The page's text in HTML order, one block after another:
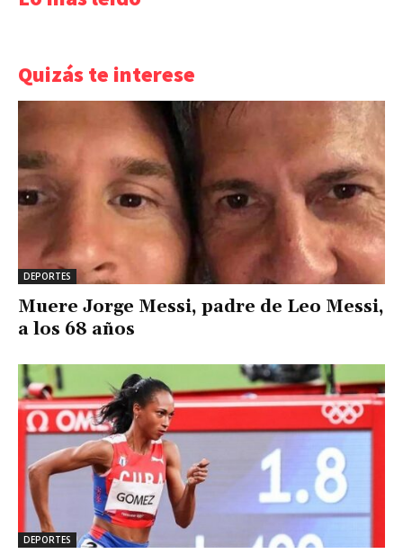
Quizás te interese
DEPORTES
Muere Jorge Messi, padre de Leo Messi,
a los 68 años
DEPORTES